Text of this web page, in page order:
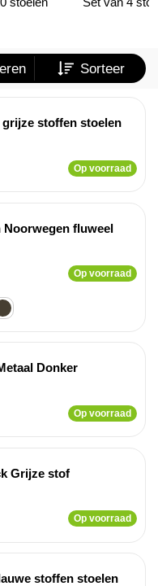
Sorteer
stoffen stoelen
Op voorraad
Noorwegen fluweel
Op voorraad
Donker
Op voorraad
Grijze stof
Op voorraad
stoffen stoelen